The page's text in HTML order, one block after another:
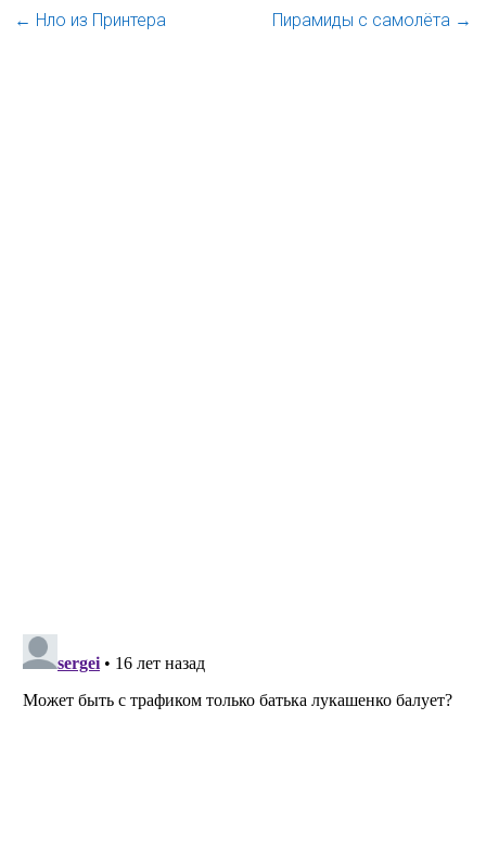
← Нло из Принтера Пирамиды с самолёта →